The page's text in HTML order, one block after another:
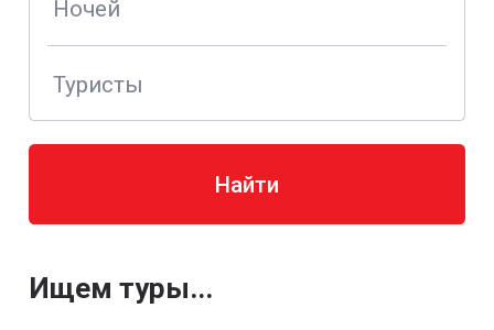
Ночей
Туристы
Найти
Ищем туры...